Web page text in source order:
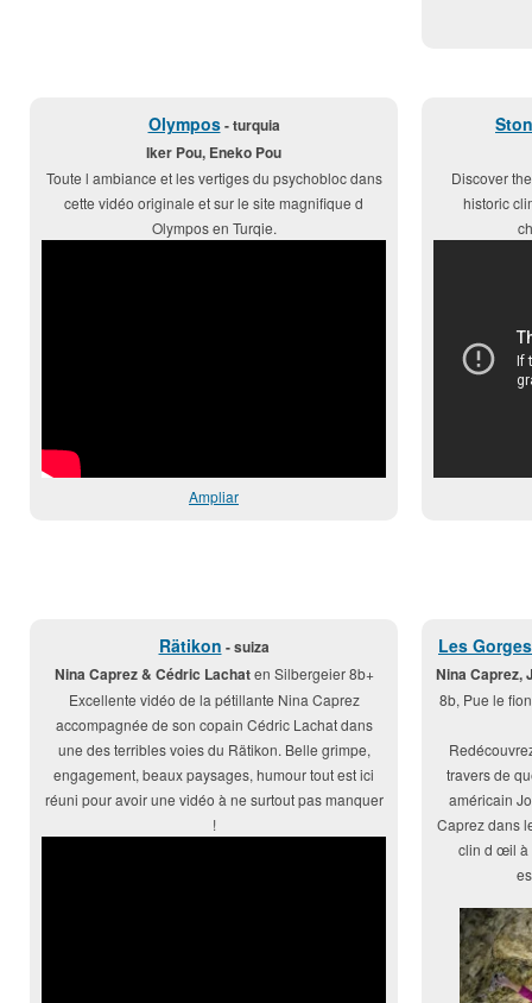
Olympos- turquia
Iker Pou, Eneko Pou
Toute l ambiance et les vertiges du psychobloc dans
cette vidéo originale et sur le site magnifique d
Olympos en Turqie.
Ampliar
Discover
historic
Rätikon - suiza
Nina Caprez & Cédric Lachaten Silbergeier 8b+
Excellente vidéo de la pétillante Nina Caprez
accompagnée de son copain Cédric Lachat dans
une des terribles voies du Rätikon. Belle grimpe,
engagement, beaux paysages, humour tout est ici
réuni pour avoir une vidéo à ne surtout pas manquer
!
Les
Nina Caprez,
8b, Pue le
travers de
américain
Caprez dans
clin d œil à